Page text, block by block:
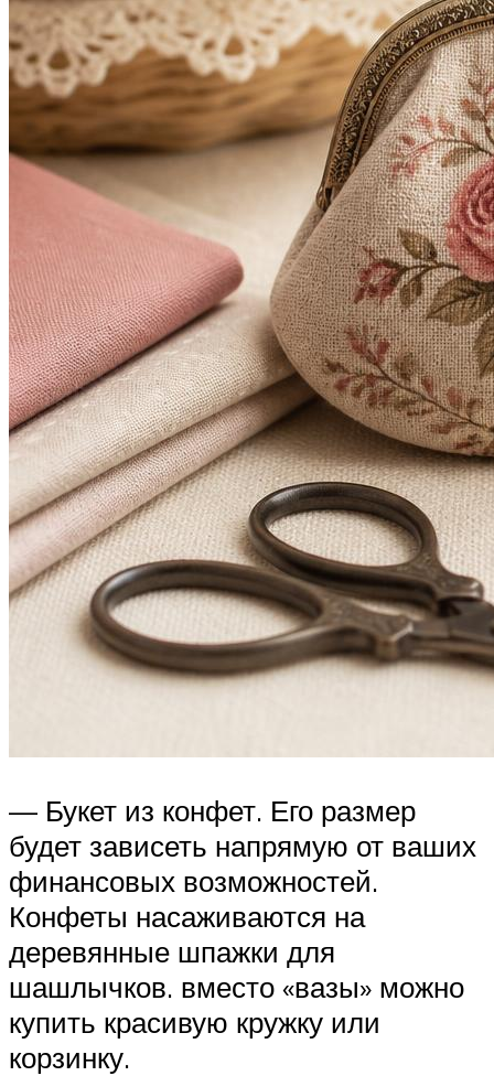
— Букет из конфет. Его размер
будет зависеть напрямую от ваших
финансовых возможностей.
Конфеты насаживаются на
деревянные шпажки для
шашлычков. вместо «вазы» можно
купить красивую кружку или
корзинку.